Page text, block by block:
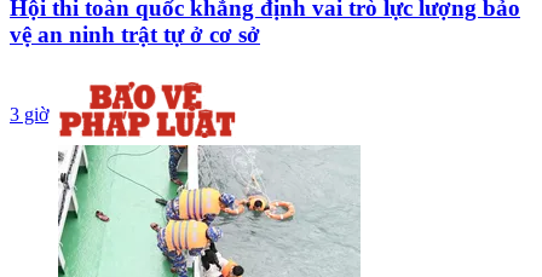
Hội thi toàn quốc khẳng định vai trò lực lượng bảo
vệ an ninh trật tự ở cơ sở
3 giờ